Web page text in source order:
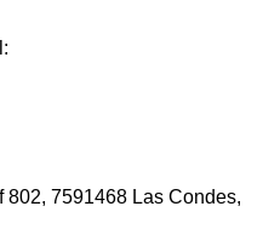
802, 7591468 Las Condes,